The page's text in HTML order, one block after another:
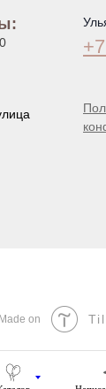
Made on